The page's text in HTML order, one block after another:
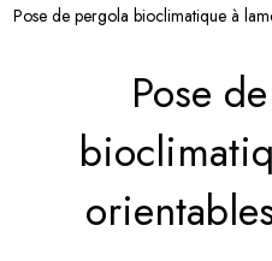
Pose de pergola bioclimatique à
Pose